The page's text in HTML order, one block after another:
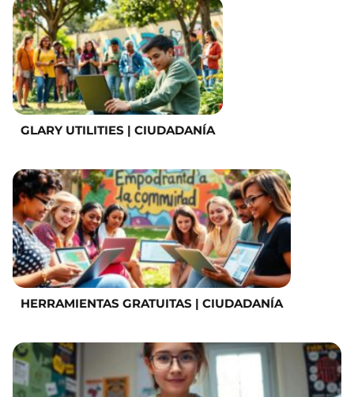
GLARY UTILITIES | CIUDADANÍA
HERRAMIENTAS GRATUITAS | CIUDADANÍA